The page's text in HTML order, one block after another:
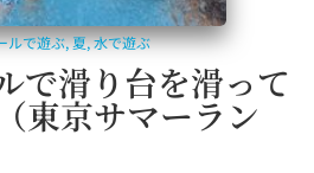
ルで遊ぶ,夏,水で遊ぶ
で滑り台を滑って
東京サマーラン